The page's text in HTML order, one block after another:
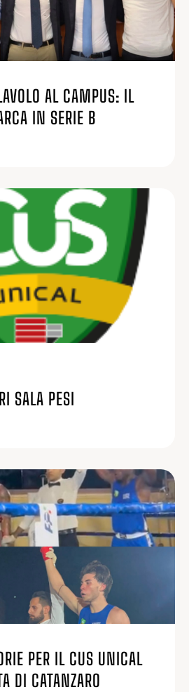
AL CAMPUS: IL
IN SERIE B
SALA PESI
PER IL CUS UNICAL
DI CATANZARO